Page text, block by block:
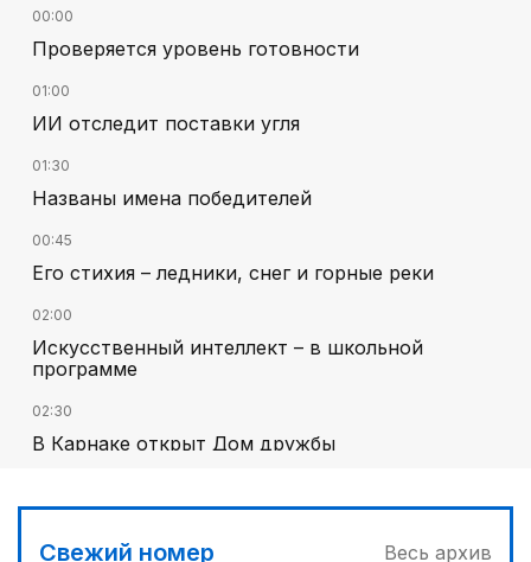
00:00
Проверяется уровень готовности
01:00
ИИ отследит поставки угля
01:30
Названы имена победителей
00:45
Его стихия – ледники, снег и горные реки
02:00
Искусственный интеллект – в школьной
программе
02:30
В Карнаке открыт Дом дружбы
Каждый дом как хороший знакомый
Свежий номер Весь архив